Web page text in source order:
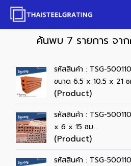
ค้นพบ 7 รายการ จา
รหัสสินค้า : TSG-
ขนาด 6.5 x 10.5 x 21
(Product)
รหัสสินค้า : TSG-
x 6 x 15 ซม.
(Product)
รหัสสินค้า : TSG-